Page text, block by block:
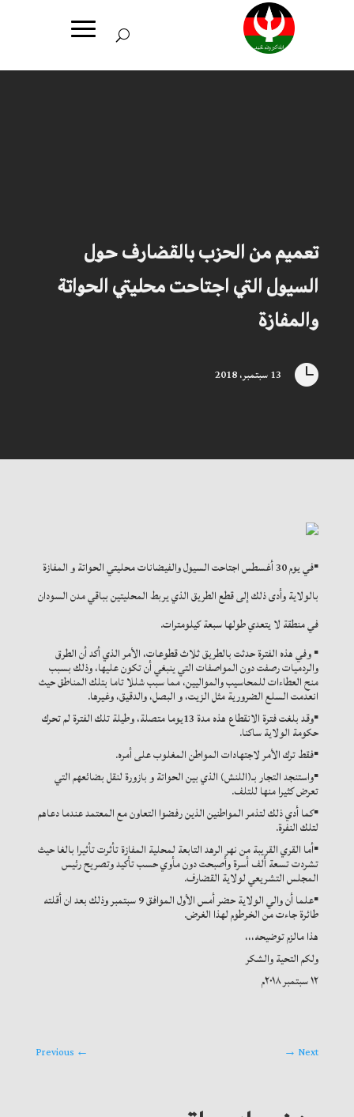
تعميم من الحزب بالقضارف حول
السيول التي اجتاحت محليتي الحواتة
والمفازة
 13 سبتمبر، 2018
▪في يوم 30 أغسطس اجتاحت السيول والفيضانات محليتي الحواتة و المفازة
بالولاية وأدى ذلك إلى قطع الطريق الذي يربط المحليتين بباقي مدن السودان
في منطقة لا يتعدي طولها سبعة كيلومترات.
▪ وفي هذه الفترة حدثت بالطريق ثلاث قطوعات، الأمر الذي أكد أن الطرق
والردميات رصفت دون المواصفات التي ينبغي أن تكون عليها، وذلك بسبب
منح العطاءات للمحاسيب والمواليين، مما سبب شللا تاما بتلك المناطق حيث
انعدمت السلع الضرورية مثل الزيت، و البصل، والدقيق، وغيرها.
▪وقد بلغت فترة الانقطاع هذه مدة 13يوما متصلة، وطيلة تلك الفترة لم تحرك
حكومة الولاية ساكنا.
▪فقط ترك الأمر لاجتهادات المواطن المغلوب على أمره.
▪واستنجد التجار بـ(اللنش) الذي بين الحواتة و بازورة لنقل بضائعهم التي
تعرض كثيرا منها للتلف.
▪كما أدي ذلك لتذمر المواطنين الذين رفضوا التعاون مع المعتمد عندما دعاهم
لتلك النفرة.
▪أما القري القريبة من نهر الرهد التابعة لمحلية المفازة تأثرت تأثيرا بالغا حيث
تشردت تسعة ألف أسرة وأصبحت دون مأوي حسب تأكيد وتصريح رئيس
المجلس التشريعي لولاية القضارف.
▪علما أن والي الولاية حضر أمس الأول الموافق 9 سبتمبر وذلك بعد ان أقلته
طائرة جاءت من الخرطوم لهذا الغرض.
هذا مالزم توضيحه،،،
ولكم التحية والشكر
١٢ سبتمبر ٢٠١٨م
←
Previous Next
→